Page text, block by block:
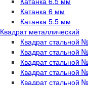
Катанка 6 мм
Катанка 5.5 мм
Квадрат металлический
Квадрат стальной
Квадрат стальной
Квадрат стальной
Квадрат стальной
Квадрат стальной